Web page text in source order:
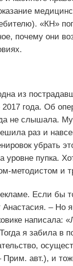
«КН»
почему они
из
года. Об
не слышала.
раз и
убрать
пупка.
методистом и
Если бы
Анастасия. – Но
написала:
я забила в
Прим. авт.), и